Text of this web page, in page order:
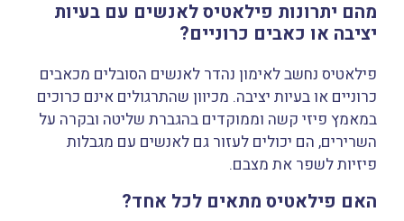
מהם יתרונות פילאטיס לאנשים עם בעיות
יציבה או כאבים כרוניים?
פילאטיס נחשב לאימון נהדר לאנשים הסובלים מכאבים
כרוניים או בעיות יציבה. מכיוון שהתרגולים אינם כרוכים
במאמץ פיזי קשה וממוקדים בהגברת שליטה ובקרה על
השרירים, הם יכולים לעזור גם לאנשים עם מגבלות
פיזיות לשפר את מצבם.
האם פילאטיס מתאים לכל אחד?